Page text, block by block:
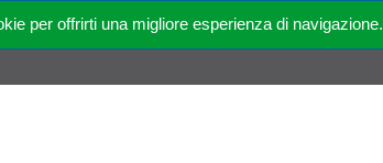
per offrirti una migliore esperienza di navigazione.